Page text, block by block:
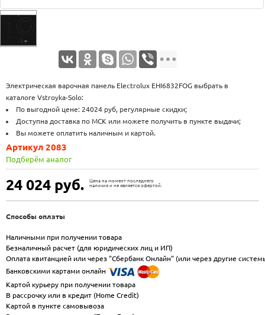
Электрическая варочная панель Electrolux EHI6832FOG выбрать в
каталоге Vstroyka-Solo:
По выгодной цене: 24024 руб, регулярные скидки;
Доступна доставка по МСК или можете получить в пункте выдачи;
Вы можете оплатить наличным и картой.
24 024 руб.
Цена на момент последнего
наличия и не является офертой.
Артикул 2083
Подберём аналог
Способы оплаты
Наличными при получении товара
Безналичный расчет (для юридических лиц и ИП)
Оплата квитанцией или через "Сбербанк Онлайн" (или через другие
Банковскими картами онлайн
Картой курьеру при получении товара
В рассрочку или в кредит (Home Credit)
Картой в пункте самовывоза